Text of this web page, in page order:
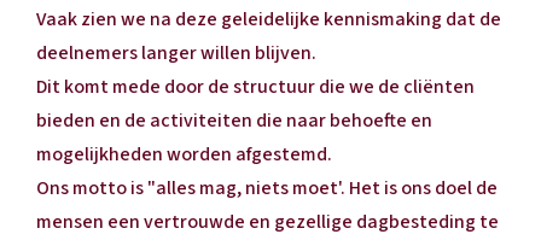
Vaak zien we na deze geleidelijke kennismaking dat de
deelnemers langer willen blijven.
Dit komt mede door de structuur die we de cliënten
bieden en de activiteiten die naar behoefte en
mogelijkheden worden afgestemd.
Ons motto is "alles mag, niets moet'. Het is ons doel de
mensen een vertrouwde en gezellige dagbesteding te